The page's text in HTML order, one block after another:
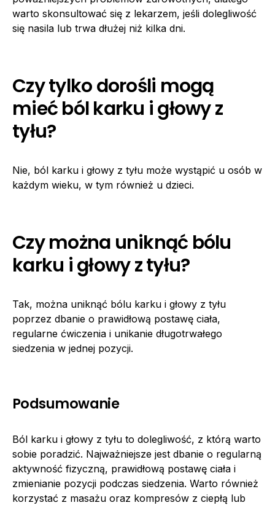
warto skonsultować się z lekarzem, jeśli dolegliwość
się nasila lub trwa dłużej niż kilka dni.
Czy tylko dorośli mogą
mieć ból karku i głowy z
tyłu?
Nie, ból karku i głowy z tyłu może wystąpić u osób w
każdym wieku, w tym również u dzieci.
Czy można uniknąć bólu
karku i głowy z tyłu?
Tak, można uniknąć bólu karku i głowy z tyłu
poprzez dbanie o prawidłową postawę ciała,
regularne ćwiczenia i unikanie długotrwałego
siedzenia w jednej pozycji.
Podsumowanie
Ból karku i głowy z tyłu to dolegliwość, z którą warto
sobie poradzić. Najważniejsze jest dbanie o regularną
aktywność fizyczną, prawidłową postawę ciała i
zmienianie pozycji podczas siedzenia. Warto również
korzystać z masażu oraz kompresów z ciepłą lub